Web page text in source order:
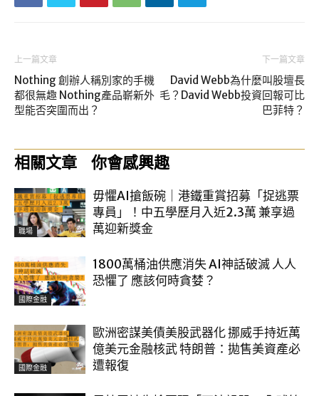
上一篇文章
Nothing 創辦人稱別家的手機
都很無趣 Nothing產品嶄新外
型能否突圍而出？
下一篇文章
David Webb為什麼叫股壇長
毛？David Webb投資回報可比
巴菲特？
相關文章 你會感興趣
職場
毋懼AI搶飯碗｜港鐵重賞招募「捉逃票
專員」！中五學歷月入近2.3萬 兼享過
萬迎新獎金
國際金融
1800萬桶油供應消失 AI神話破滅 人人
恐懼了 應該何時貪婪？
國際金融
歐洲密謀美債美股武器化 挪威手持近萬
億美元金融核武 特朗普：拋售美資產必
遭報復